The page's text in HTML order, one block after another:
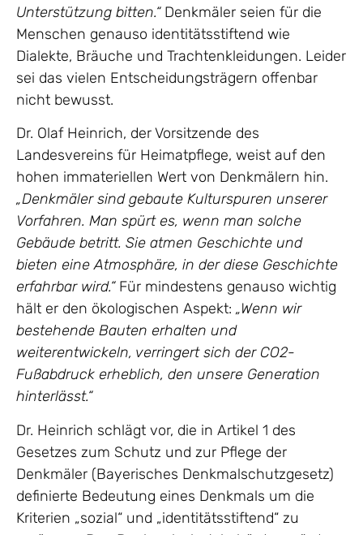
Unterstützung bitten.“Denkmäler seien für die
Menschen genauso identitätsstiftend wie
Dialekte, Bräuche und Trachtenkleidungen. Leider
sei das vielen Entscheidungsträgern offenbar
nicht bewusst.
Dr. Olaf Heinrich, der Vorsitzende des
Landesvereins für Heimatpflege, weist auf den
hohen immateriellen Wert von Denkmälern hin.
„Denkmäler sind gebaute Kulturspuren unserer
Vorfahren. Man spürt es, wenn man solche
Gebäude betritt. Sie atmen Geschichte und
bieten eine Atmosphäre, in der diese Geschichte
erfahrbar wird.“Für mindestens genauso wichtig
hält er den ökologischen Aspekt: „Wenn wir
bestehende Bauten erhalten und
weiterentwickeln, verringert sich der CO2-
Fußabdruck erheblich, den unsere Generation
hinterlässt.“
Dr. Heinrich schlägt vor, die in Artikel 1 des
Gesetzes zum Schutz und zur Pflege der
Denkmäler (Bayerisches Denkmalschutzgesetz)
definierte Bedeutung eines Denkmals um die
Kriterien „sozial“ und „identitätsstiftend“ zu